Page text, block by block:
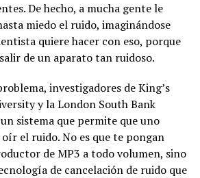
De hecho, a mucha gente le
miedo el ruido, imaginándose
quiere hacer con eso, porque
de un aparato tan ruidoso.
investigadores de King’s
y la London South Bank
sistema que permite que uno
oír el ruido. No es que te pongan
de MP3 a todo volumen, sino
de cancelación de ruido que